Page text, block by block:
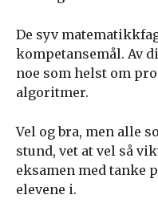
De syv
kompetansemål. Av
noe som helst om
algoritmer.
Vel og bra, men alle
stund, vet at vel så
eksamen med tanke
elevene i.